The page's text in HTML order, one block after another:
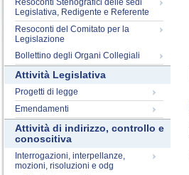
Resoconti Stenografici delle sedi
Legislativa, Redigente e Referente
Resoconti del Comitato per la
Legislazione
Bollettino degli Organi Collegiali
Attività Legislativa
Progetti di legge
Emendamenti
Attività di indirizzo, controllo e
conoscitiva
Interrogazioni, interpellanze,
mozioni, risoluzioni e odg